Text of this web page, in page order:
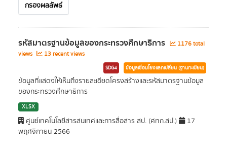
กรองผลลัพธ์
รหัสมาตรฐานข้อมูลของกระทรวงศึกษาธิการ
1176 total
views
13 recent views
SDG4 ข้อมูลเชื่อมโยงแลกเปลี่ยน (ฐานทะเบียน)
ข้อมูลที่แสดงให้เห็นถึงรายละเอียดโครงสร้างและรหัสมาตรฐานข้อมูล
ของกระทรวงศึกษาธิการ
XLSX
ศูนย์เทคโนโลยีสารสนเทศและการสื่อสาร สป. (ศทก.สป.)
17
พฤศจิกายน 2566